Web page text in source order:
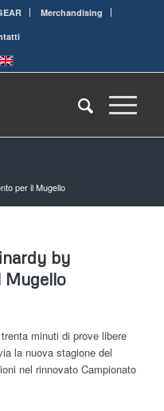
Merchandising
per il Mugello
by
minuti di prove libere
la nuova stagione del
nel rinnovato Campionato